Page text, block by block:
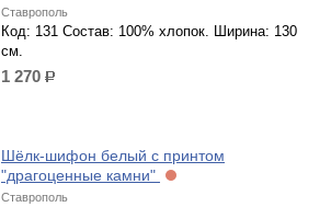
Ставрополь
Код: 131 Состав: 100% хлопок. Ширина: 130
см.
1 270 р.
Шёлк-шифон белый с принтом
"драгоценные камни"
Ставрополь